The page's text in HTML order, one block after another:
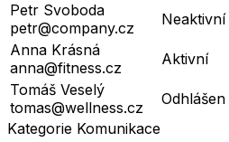
Petr Svoboda
petr@company.cz
Neaktivní
Anna Krásná
anna@fitness.cz
Aktivní
Tomáš Veselý
tomas@wellness.cz
Odhlášen
Kategorie Komunikace